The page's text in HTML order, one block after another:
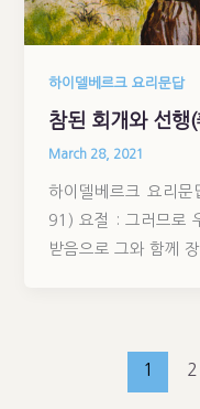
하이델베르크 요리문답
참된 회개와 선행
March 28, 2021
하이델베르크 요리
91) 요절 : 그러므로
받음으로 그와 함께 장
1 2